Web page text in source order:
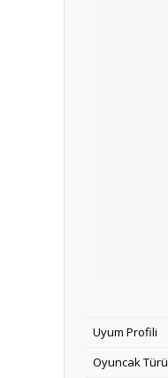
Uyum Profili
Oyuncak Türü